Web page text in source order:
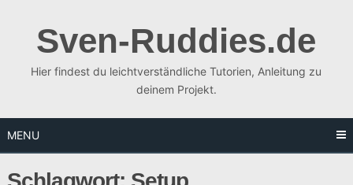
contentSven-Ruddies.de
Hier findest du leichtverständliche Tutorien, Anleitung zu
deinem Projekt.
MENU